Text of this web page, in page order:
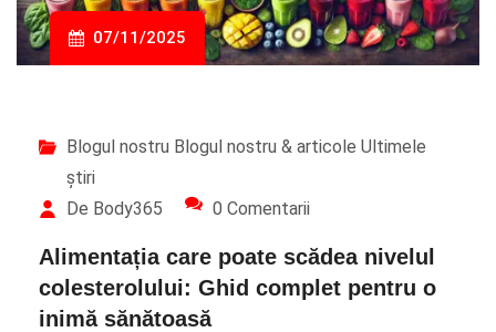
07/11/2025
Blogul nostru Blogul nostru & articole Ultimele
știri
De Body365
0 Comentarii
Alimentația care poate scădea nivelul
colesterolului: Ghid complet pentru o
inimă sănătoasă